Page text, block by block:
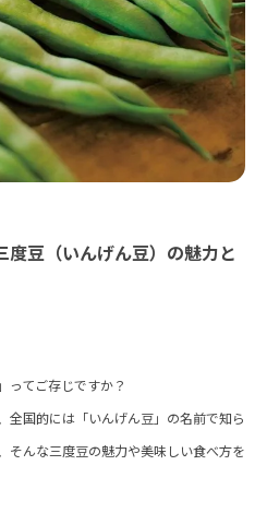
豆（いんげん豆）の魅力と
ってご存じですか？
全国的には「いんげん豆」の名前で知ら
そんな三度豆の魅力や美味しい食べ方を